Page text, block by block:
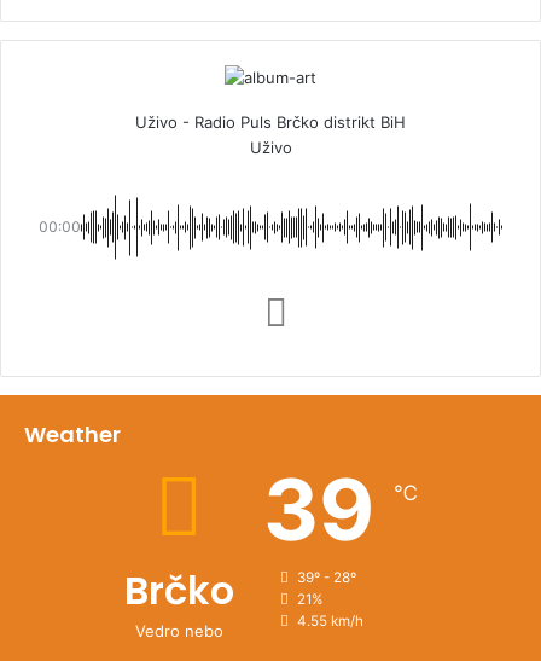
Uživo - Radio Puls Brčko distrikt BiH
Uživo
00:00
Weather
Brčko
Vedro nebo
39 ℃
39º - 28º
21%
4.55 km/h